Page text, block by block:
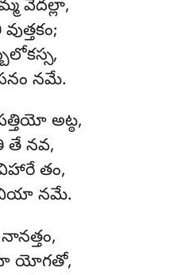
వేదల్లా,
నమే.
అట్ఠ,
నవ,
తం,
నమే.
యోగతో,